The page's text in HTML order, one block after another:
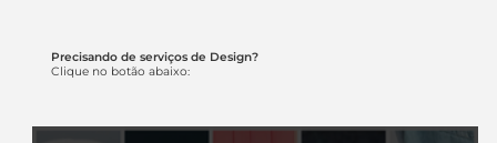
Precisando de serviços de Design?
Clique no botão abaixo: